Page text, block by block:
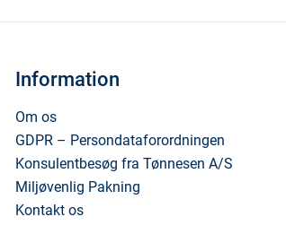
Information
Om os
GDPR – Persondataforordningen
Konsulentbesøg fra Tønnesen A/S
Miljøvenlig Pakning
Kontakt os